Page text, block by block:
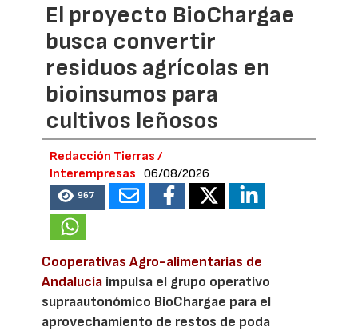
El proyecto BioChargae
busca convertir
residuos agrícolas en
bioinsumos para
cultivos leñosos
Redacción Tierras /
Interempresas
06/08/2026
967
Cooperativas Agro-alimentarias de
Andalucía impulsa el grupo operativo
supraautonómico BioChargae para el
aprovechamiento de restos de poda